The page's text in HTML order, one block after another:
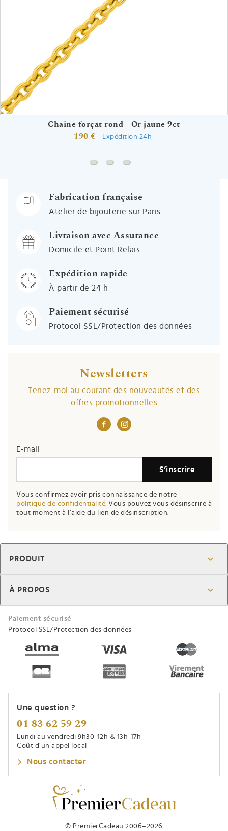
Chaine forçat rond - Or jaune 9ct
190 €
Expédition 24h
Fabrication française
Atelier de bijouterie sur Paris
Livraison avec Assurance
Domicile et Point Relais
Expédition rapide
À partir de 24 h
Paiement sécurisé
Protocol SSL/Protection des données
Newsletters
Tenez-moi au courant des nouveautés et des
offres promotionnelles
E-mail
S’inscrire
Vous confirmez avoir pris connaissance de notre
politique de confidentialité. Vous pouvez vous désinscrire à
tout moment à l’aide du lien de désinscription.
© PremierCadeau 2006–2026
PRODUIT
À PROPOS
Paiement sécurisé
Protocol SSL/Protection des données
Une question ?
01 83 62 59 29
Lundi au vendredi 9h30-12h & 13h-17h
Coût d’un appel local
Nous contacter